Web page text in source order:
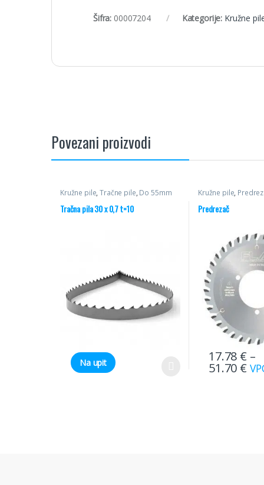
Šifra: 00007204 Kategorije: Kružne
Povezani proizvodi
Kružne pile,Tračne pile, Do 55mm
Tračna pila 30 x 0,7 t=10
Na upit
Kružne pile,
Predrezač
17.78 € –
51.70 €